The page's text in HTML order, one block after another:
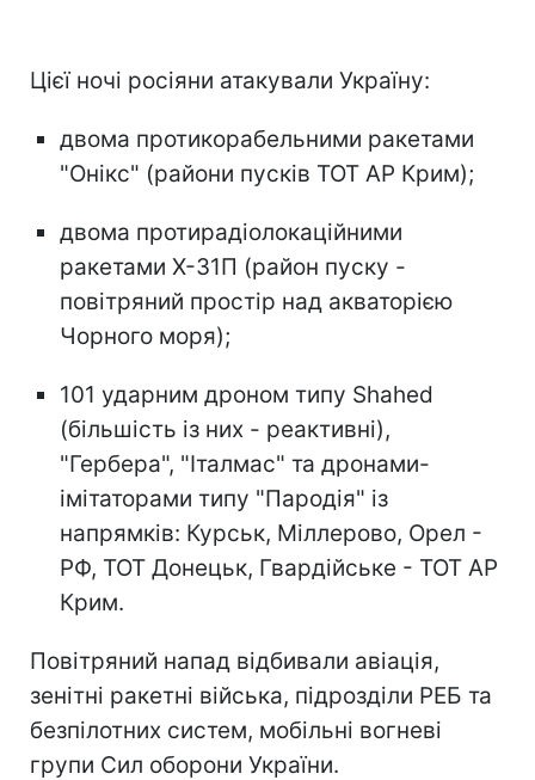
Цієї ночі росіяни атакували Україну:
двома протикорабельними ракетами
"Онікс" (райони пусків ТОТ АР Крим);
двома протирадіолокаційними
ракетами Х-31П (район пуску -
повітряний простір над акваторією
Чорного моря);
101 ударним дроном типу Shahed
(більшість із них - реактивні),
"Гербера", "Італмас" та дронами-
імітаторами типу "Пародія" із
напрямків: Курськ, Міллерово, Орел -
РФ, ТОТ Донецьк, Гвардійське - ТОТ АР
Крим.
Повітряний напад відбивали авіація,
зенітні ракетні війська, підрозділи РЕБ та
безпілотних систем, мобільні вогневі
групи Сил оборони України.